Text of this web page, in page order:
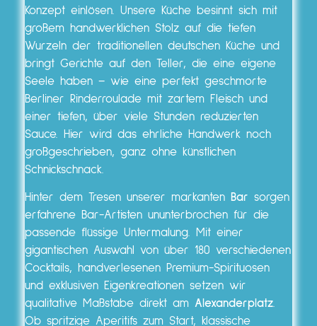
Konzept einlösen. Unsere Küche besinnt sich mit
großem handwerklichen Stolz auf die tiefen
Wurzeln der traditionellen deutschen Küche und
bringt Gerichte auf den Teller, die eine eigene
Seele haben – wie eine perfekt geschmorte
Berliner Rinderroulade mit zartem Fleisch und
einer tiefen, über viele Stunden reduzierten
Sauce. Hier wird das ehrliche Handwerk noch
großgeschrieben, ganz ohne künstlichen
Schnickschnack.
Hinter dem Tresen unserer markanten Bar sorgen
erfahrene Bar-Artisten ununterbrochen für die
passende flüssige Untermalung. Mit einer
gigantischen Auswahl von über 180 verschiedenen
Cocktails, handverlesenen Premium-Spirituosen
und exklusiven Eigenkreationen setzen wir
qualitative Maßstäbe direkt am Alexanderplatz.
Ob spritzige Aperitifs zum Start, klassische